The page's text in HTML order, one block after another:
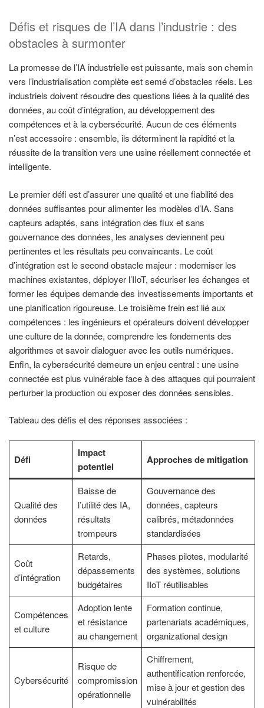
Défis et risques de l’IA dans l’industrie : des
obstacles à surmonter
La promesse de l’IA industrielle est puissante, mais son chemin
vers l’industrialisation complète est semé d’obstacles réels. Les
industriels doivent résoudre des questions liées à la qualité des
données, au coût d’intégration, au développement des
compétences et à la cybersécurité. Aucun de ces éléments
n’est accessoire : ensemble, ils déterminent la rapidité et la
réussite de la transition vers une usine réellement connectée et
intelligente.
Le premier défi est d’assurer une qualité et une fiabilité des
données suffisantes pour alimenter les modèles d’IA. Sans
capteurs adaptés, sans intégration des flux et sans
gouvernance des données, les analyses deviennent peu
pertinentes et les résultats peu convaincants. Le coût
d’intégration est le second obstacle majeur : moderniser les
machines existantes, déployer l’IIoT, sécuriser les échanges et
former les équipes demande des investissements importants et
une planification rigoureuse. Le troisième frein est lié aux
compétences : les ingénieurs et opérateurs doivent développer
une culture de la donnée, comprendre les fondements des
algorithmes et savoir dialoguer avec les outils numériques.
Enfin, la cybersécurité demeure un enjeu central : une usine
connectée est plus vulnérable face à des attaques qui pourraient
perturber la production ou exposer des données sensibles.
Tableau des défis et des réponses associées :
Défi
Impact
potentiel
Approches de mitigation
Qualité des
données
Baisse de
l’utilité des IA,
résultats
trompeurs
Gouvernance des
données, capteurs
calibrés, métadonnées
standardisées
Coût
d’intégration
Retards,
dépassements
budgétaires
Phases pilotes, modularité
des systèmes, solutions
IIoT réutilisables
Compétences
et culture
Adoption lente
et résistance
au changement
Formation continue,
partenariats académiques,
organizational design
Cybersécurité
Risque de
compromission
opérationnelle
Chiffrement,
authentification renforcée,
mise à jour et gestion des
vulnérabilités